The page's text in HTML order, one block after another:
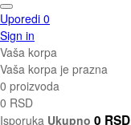
Uporedi 0
Sign in
Vaša korpa
Vaša korpa je prazna
0 proizvoda
0 RSD
Isporuka Ukupno 0 RSD